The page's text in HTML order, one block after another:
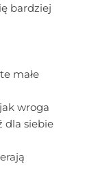
bardziej
małe
wroga
dla siebie